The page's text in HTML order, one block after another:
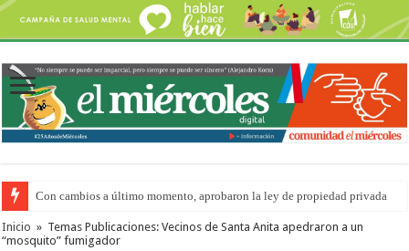
Con cambios a último momento, aprobaron la ley de propiedad privada
Adopción en Entre Ríos: el 35% de los 90 niños, niñas y adolescentes que
Inicio » Temas Publicaciones: Vecinos de Santa Anita apedraron a un
“mosquito” fumigador